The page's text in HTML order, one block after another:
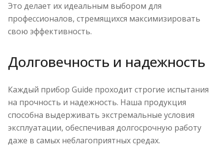
Это делает их идеальным выбором для
профессионалов, стремящихся максимизировать
свою эффективность.
Долговечность и надежность
Каждый прибор Guide проходит строгие испытания
на прочность и надежность. Наша продукция
способна выдерживать экстремальные условия
эксплуатации, обеспечивая долгосрочную работу
даже в самых неблагоприятных средах.